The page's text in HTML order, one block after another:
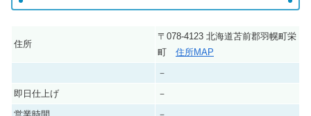
住所
〒078-4123 北海道苫前郡羽幌町栄
町 住所MAP
－
即日仕上げ
－